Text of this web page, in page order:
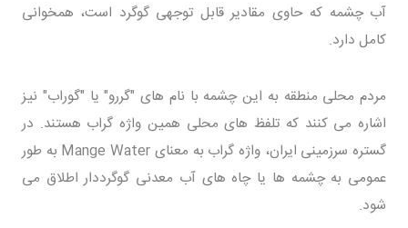
آب چشمه که حاوی مقادیر قابل توجهی گوگرد است، همخوانی
کامل دارد.
مردم محلی منطقه به این چشمه با نام های "گررو" یا "گوراب" نیز
اشاره می کنند که تلفظ های محلی همین واژه گراب هستند. در
گستره سرزمینی ایران، واژه گراب به معنای Mange Water به طور
عمومی به چشمه ها یا چاه های آب معدنی گوگرددار اطلاق می
شود.